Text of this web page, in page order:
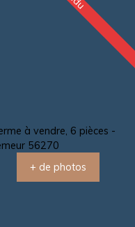
Estimation
+ de photos